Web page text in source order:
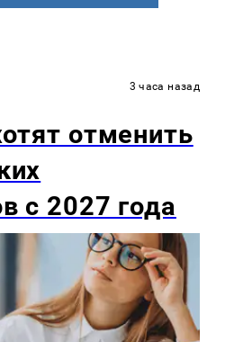
3 часа назад
отменить
с 2027 года